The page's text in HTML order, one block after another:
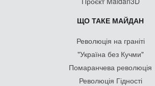
ЩО ТАКЕ МАЙДАН
Революція на граніті
"Україна без Кучми"
Помаранчева революція
Революція Гідності